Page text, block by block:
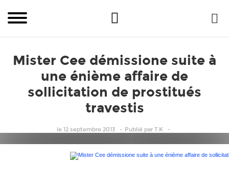
Mister Cee démissione suite à
une énième affaire de
sollicitation de prostitués
travestis
le 12 septembre 2013 Publiépar T.K